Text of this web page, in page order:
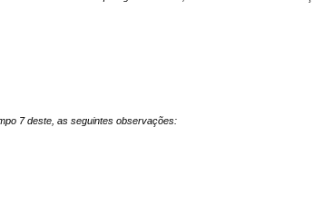
7 deste, as seguintes observações: